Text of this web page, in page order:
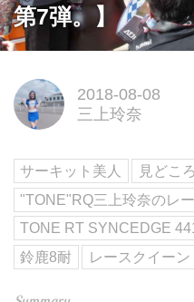
第7弾。】
2018-08-08
三上玲奈
サーキット美人 見どころ
"TONE"RQ三上玲奈のレ
TONE RT SYNCEDGE
鈴鹿8耐
レースクイーン